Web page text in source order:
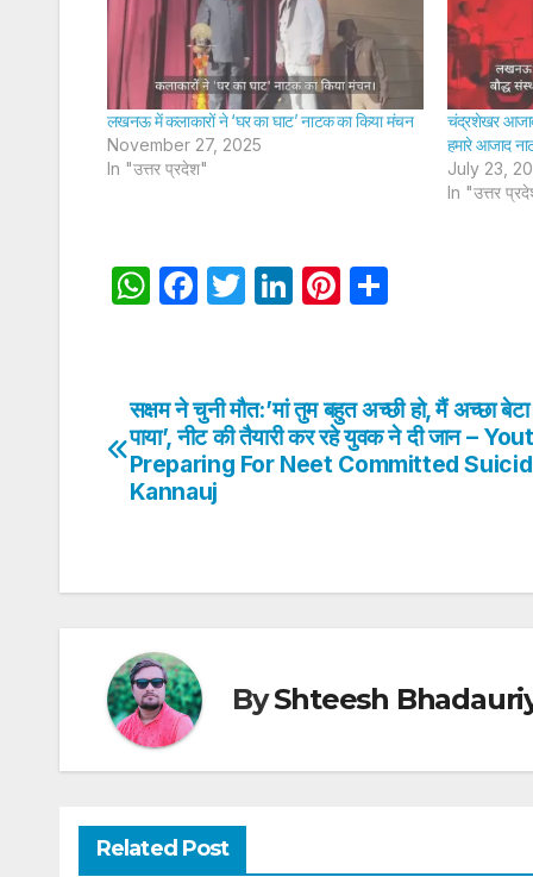
लखनऊ में कलाकारों ने ‘घर का घाट’ नाटक का किया मंचन
November 27, 2025
In "उत्तर प्रदेश"
चंद्रशेखर आजाद
हमारे आजाद
July 23,
In "उत्तर
W
s
A
p
p
F
e
b
o
o
T
er
Li
e
dI
n
Pi
e
st
e
Post
navigation
सक्षम ने चुनी मौत:’मां तुम बहुत अच्छी हो, मैं अच्छा
पाया’, नीट की तैयारी कर रहे युवक ने दी जान –
Preparing For Neet Committed
Kannauj
ByShteesh
Related Post